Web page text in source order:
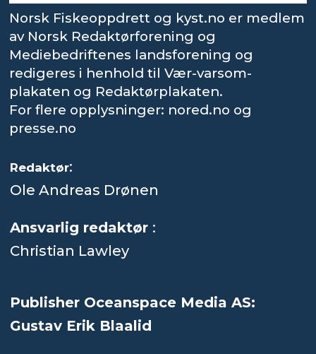
Norsk Fiskeoppdrett og kyst.no er medlem
av Norsk Redaktørforening og
Mediebedriftenes landsforening og
redigeres i henhold til Vær-varsom-
plakaten og Redaktørplakaten.
For flere opplysninger: nored.no og
presse.no
Redaktør:
Ole Andreas Drønen
Ansvarlig redaktør :
Christian Lawley
Publisher Oceanspace Media AS:
Gustav Erik Blaalid